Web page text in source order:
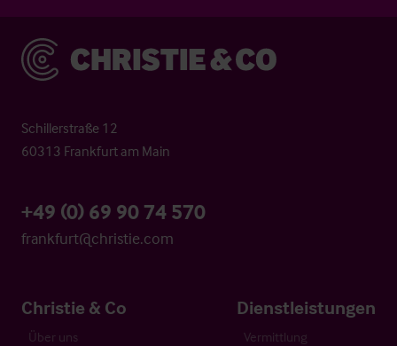
Christie & Co
Schillerstraße 12
60313 Frankfurt am Main
+49 (0) 69 90 74 570
frankfurt@christie.com
Christie & Co
Über uns
Dienstleistungen
Vermittlung